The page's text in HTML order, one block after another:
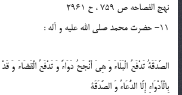
نهج الفصاحه ص 759 ، ح 2961
11- حضرت محمد صلی الله علیه و آله :
الصَّدَقَةُ تَدْفَعُ الْبَلَاءَ وَ هِيَ أَنْجَحُ دَوَاءً وَ تَدْفَعُ الْقَضَاءَ وَ قَدْ
بِالْأَدْوَاءِ إِلَّا الدُّعَاءُ وَ الصَّدَقَة